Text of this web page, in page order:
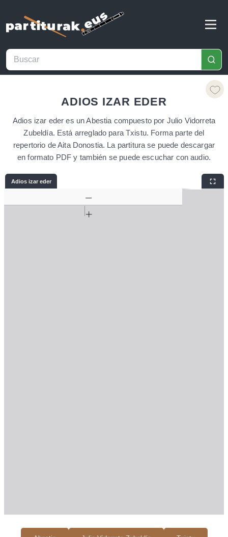
ADIOS IZAR EDER
Adios izar eder es un Abestia compuesto por Julio Vidorreta
Zubeldía. Está arreglado para Txistu. Forma parte del
repertorio de Aita Donostia. La partitura se puede descargar
en formato PDF y también se puede escuchar con audio.
Adios izar eder